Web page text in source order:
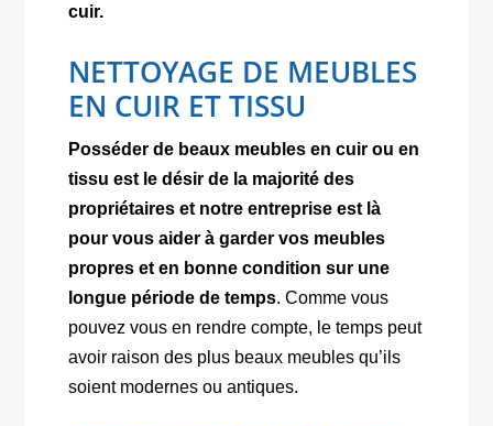
cuir.
NETTOYAGE DE MEUBLES
EN CUIR ET TISSU
Posséder de beaux meubles en cuir ou en
tissu est le désir de la majorité des
propriétaires et notre entreprise est là
pour vous aider à garder vos meubles
propres et en bonne condition sur une
longue période de temps. Comme vous
pouvez vous en rendre compte, le temps peut
avoir raison des plus beaux meubles qu’ils
soient modernes ou antiques.